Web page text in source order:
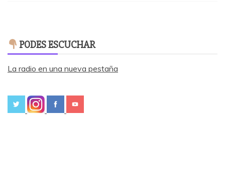
PODES ESCUCHAR
La radio en una nueva pestaña